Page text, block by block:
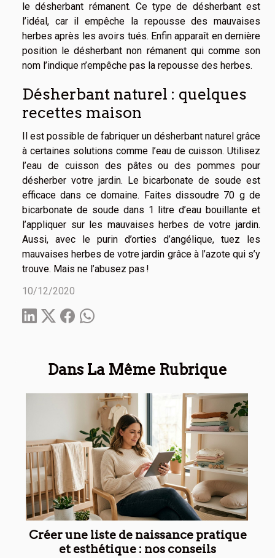
Dans La Même Rubrique
Créer une liste de naissance pratique
et esthétique : nos conseils
le désherbant rémanent. Ce type de désherbant est
l’idéal, car il empêche la repousse des mauvaises
herbes après les avoirs tués. Enfin apparaît en dernière
position le désherbant non rémanent qui comme son
nom l’indique n’empêche pas la repousse des herbes.
Désherbant naturel : quelques
recettes maison
Il est possible de fabriquer un désherbant naturel grâce
à certaines solutions comme l’eau de cuisson. Utilisez
l’eau de cuisson des pâtes ou des pommes pour
désherber votre jardin. Le bicarbonate de soude est
efficace dans ce domaine. Faites dissoudre 70 g de
bicarbonate de soude dans 1 litre d’eau bouillante et
l’appliquer sur les mauvaises herbes de votre jardin.
Aussi, avec le purin d’orties d’angélique, tuez les
mauvaises herbes de votre jardin grâce à l’azote qui s’y
trouve. Mais ne l’abusez pas !
10/12/2020